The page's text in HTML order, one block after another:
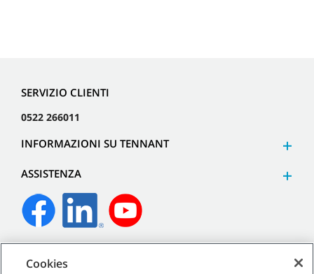
SERVIZIO CLIENTI
0522 266011
INFORMAZIONI SU TENNANT
ASSISTENZA
Cookies